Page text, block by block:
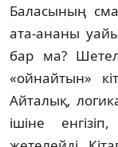
Баласының
ата-ананы
бар ма?
«ойнайтын»
Айталық,
ішіне